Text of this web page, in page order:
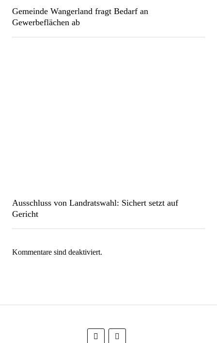
Gemeinde Wangerland fragt Bedarf an
Gewerbeflächen ab
Ausschluss von Landratswahl: Sichert setzt auf
Gericht
Kommentare sind deaktiviert.